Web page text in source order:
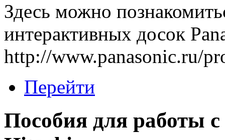
Здесь можно
интерактивных досок
http://www.panasonic.ru/
Перейти
Пособия для работы